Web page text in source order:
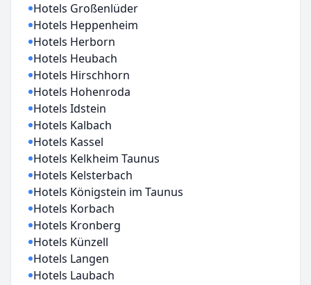
Hotels Großenlüder
Hotels Heppenheim
Hotels Herborn
Hotels Heubach
Hotels Hirschhorn
Hotels Hohenroda
Hotels Idstein
Hotels Kalbach
Hotels Kassel
Hotels Kelkheim Taunus
Hotels Kelsterbach
Hotels Königstein im Taunus
Hotels Korbach
Hotels Kronberg
Hotels Künzell
Hotels Langen
Hotels Laubach